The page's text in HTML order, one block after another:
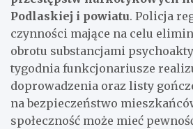
Podlaskiej i powiatu. Policja
czynności mające na celu
obrotu substancjami
tygodnia funkcjonariusze
doprowadzenia oraz listy
na bezpieczeństwo
społeczność może mieć